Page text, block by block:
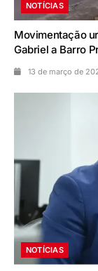
NOTÍCIAS
Movimentação
Gabriel a Barro
13 de março de
NOTÍCIAS